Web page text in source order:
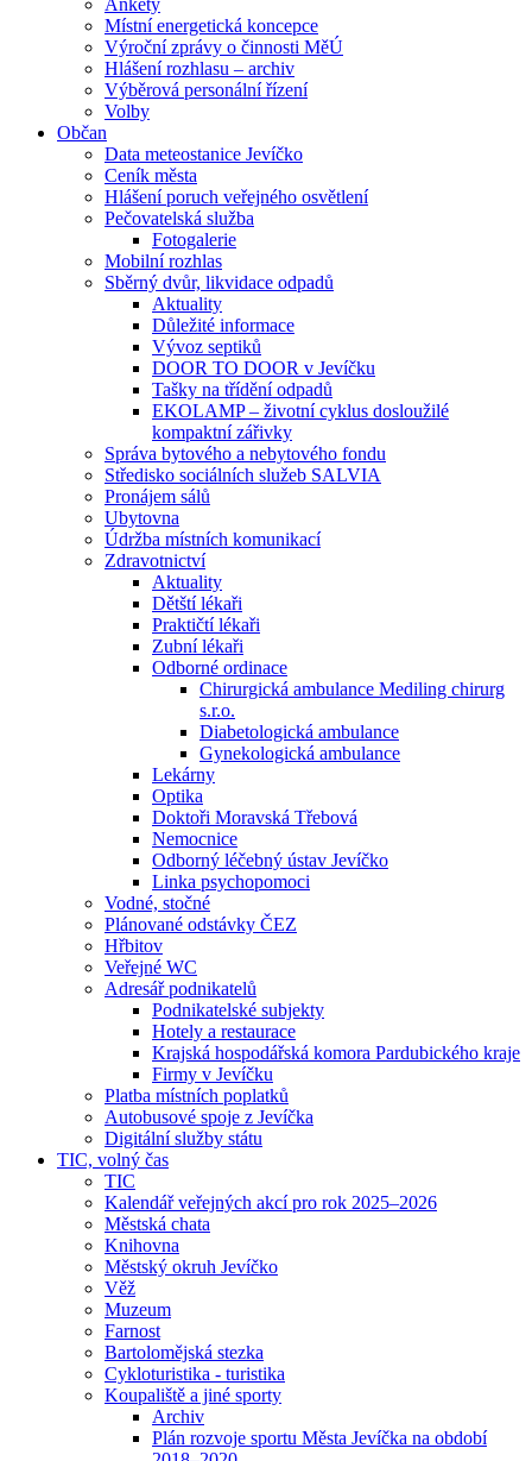
Ankety
Místní energetická koncepce
Výroční zprávy o činnosti MěÚ
Hlášení rozhlasu – archiv
Výběrová personální řízení
Volby
Občan
Data meteostanice Jevíčko
Ceník města
Hlášení poruch veřejného osvětlení
Pečovatelská služba
Fotogalerie
Mobilní rozhlas
Sběrný dvůr, likvidace odpadů
Aktuality
Důležité informace
Vývoz septiků
DOOR TO DOOR v Jevíčku
Tašky na třídění odpadů
EKOLAMP – životní cyklus dosloužilé
kompaktní zářivky
Správa bytového a nebytového fondu
Středisko sociálních služeb SALVIA
Pronájem sálů
Ubytovna
Údržba místních komunikací
Zdravotnictví
Aktuality
Dětští lékaři
Praktičtí lékaři
Zubní lékaři
Odborné ordinace
Chirurgická ambulance Mediling chirurg
s.r.o.
Diabetologická ambulance
Gynekologická ambulance
Lekárny
Optika
Doktoři Moravská Třebová
Nemocnice
Odborný léčebný ústav Jevíčko
Linka psychopomoci
Vodné, stočné
Plánované odstávky ČEZ
Hřbitov
Veřejné WC
Adresář podnikatelů
Podnikatelské subjekty
Hotely a restaurace
Krajská hospodářská komora Pardubického kraje
Firmy v Jevíčku
Platba místních poplatků
Autobusové spoje z Jevíčka
Digitální služby státu
TIC, volný čas
TIC
Kalendář veřejných akcí pro rok 2025–2026
Městská chata
Knihovna
Městský okruh Jevíčko
Věž
Muzeum
Farnost
Bartolomějská stezka
Cykloturistika - turistika
Koupaliště a jiné sporty
Archiv
Plán rozvoje sportu Města Jevíčka na období